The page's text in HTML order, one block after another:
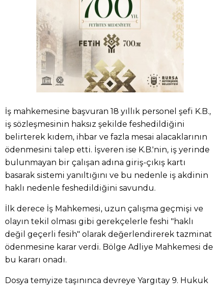
İş mahkemesine başvuran 18 yıllık personel şefi K.B.,
iş sözleşmesinin haksız şekilde feshedildiğini
belirterek kıdem, ihbar ve fazla mesai alacaklarının
ödenmesini talep etti. İşveren ise K.B.'nin, iş yerinde
bulunmayan bir çalışan adına giriş-çıkış kartı
basarak sistemi yanıltığını ve bu nedenle iş akdinin
haklı nedenle feshedildiğini savundu.
İlk derece İş Mahkemesi, uzun çalışma geçmişi ve
olayın tekil olması gibi gerekçelerle feshi "haklı
değil geçerli fesih" olarak değerlendirerek tazminat
ödenmesine karar verdi. Bölge Adliye Mahkemesi de
bu kararı onadı.
Dosya temyize taşınınca devreye Yargıtay 9. Hukuk